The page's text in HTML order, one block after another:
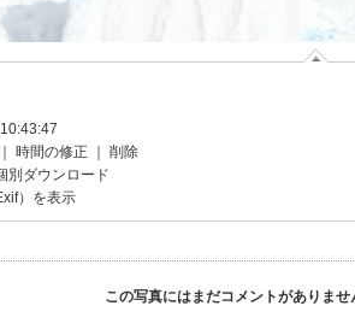
時間の修正
削除
別ダウンロード
）を表示
この写真にはまだコメントがありませ